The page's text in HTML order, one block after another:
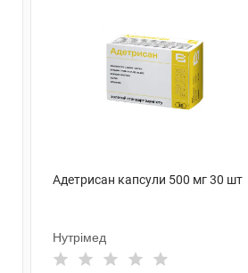
Адетрисан капсули 500 мг 30 шт
Нутрімед